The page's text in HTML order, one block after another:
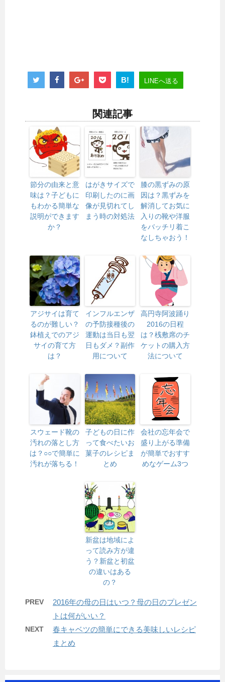
B! LINEへ送る
関連記事
節分の由来と意
味は？子どもに
もわかる簡単な
説明ができます
か？
はがきサイズで
印刷したのに画
像が見切れてし
まう時の対処法
膝の黒ずみの原
因は？黒ずみを
解消してお気に
入りの靴や洋服
をバッチリ着こ
なしちゃおう！
アジサイは育て
るのが難しい？
鉢植えでのアジ
サイの育て方
は？
インフルエンザ
の予防接種後の
運動は当日も翌
日もダメ？副作
用について
高円寺阿波踊り
2016の日程
は？桟敷席のチ
ケットの購入方
法について
スウェード靴の
汚れの落とし方
は？○○で簡単に
汚れが落ちる！
子どもの日に作
って食べたいお
菓子のレシピま
とめ
会社の忘年会で
盛り上がる準備
が簡単でおすす
めなゲーム3つ
新盆は地域によ
って読み方が違
う？新盆と初盆
の違いはある
の？
PREV
2016年の母の日はいつ？母の日のプレゼン
トは何がいい？
NEXT
春キャベツの簡単にできる美味しいレシピ
まとめ